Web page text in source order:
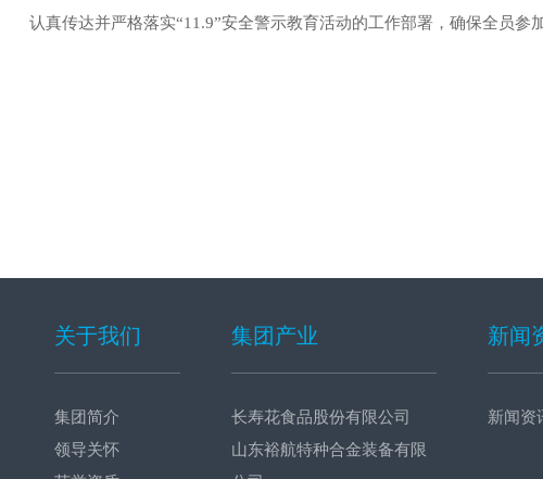
认真传达并严格落实“11.9”安全警示教育活动的工作部署，确保全员参
关于我们
集团简介
领导关怀
集团产业
长寿花食品股份有限公司
山东裕航特种合金装备有限
新闻
新闻资